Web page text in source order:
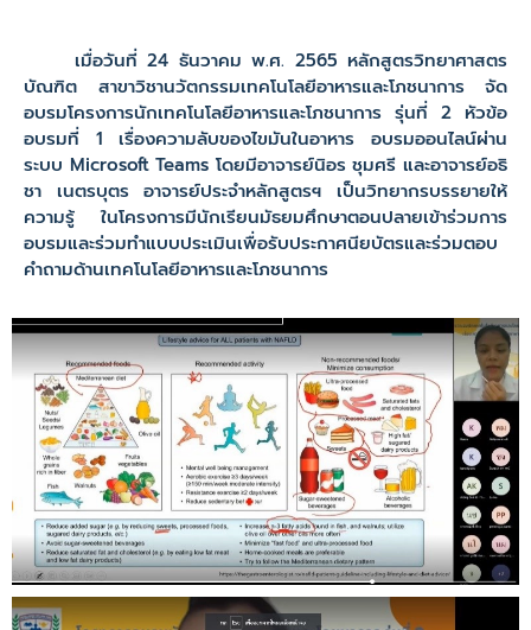
เมื่อวันที่ 24 ธันวาคม พ.ศ. 2565 หลักสูตรวิทยาศาสตร
บัณฑิต สาขาวิชานวัตกรรมเทคโนโลยีอาหารและโภชนาการ จัด
อบรมโครงการนักเทคโนโลยีอาหารและโภชนาการ รุ่นที่ 2 หัวข้อ
อบรมที่ 1 เรื่องความลับของไขมันในอาหาร อบรมออนไลน์ผ่าน
ระบบ Microsoft Teams โดยมีอาจารย์นิอร ชุมศรี และอาจารย์อธิ
ชา เนตรบุตร อาจารย์ประจำหลักสูตรฯ เป็นวิทยากรบรรยายให้
ความรู้ ในโครงการมีนักเรียนมัธยมศึกษาตอนปลายเข้าร่วมการ
อบรมและร่วมทำแบบประเมินเพื่อรับประกาศนียบัตรและร่วมตอบ
คำถามด้านเทคโนโลยีอาหารและโภชนาการ